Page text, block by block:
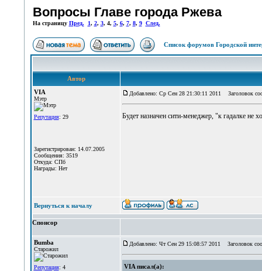
Вопросы Главе города Ржева
На страницу Пред. 1, 2, 3, 4, 5, 6, 7, 8, 9 След.
Список форумов Городской
Автор
VIA
Мэтр
Репутация: 29
Зарегистрирован: 14.07.2005
Сообщения: 3519
Откуда: СПб
Награды: Нет
Добавлено: Ср Сен 28 21:30:11 2011 Заголовок
Будет назначен сити-менеджер, "к гадалке не
Вернуться к началу
Спонсор
Bumba
Старожил
Репутация: 4
Добавлено: Чт Сен 29 15:08:57 2011 Заголовок
VIA писал(а):